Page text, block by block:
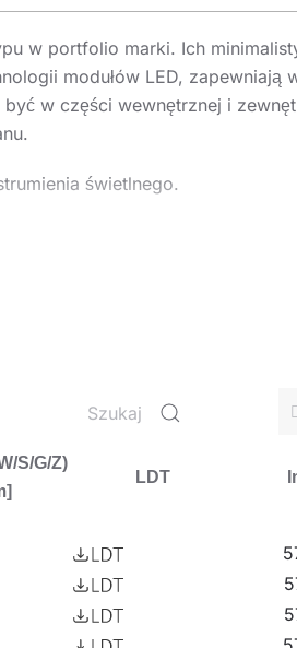
w portfolio marki. Ich
modułów LED, zapewniają
w części wewnętrznej i
świetlnego.
S/G/Z)
LDT